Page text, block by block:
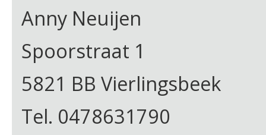
Anny Neuijen
Spoorstraat 1
5821 BB Vierlingsbeek
Tel. 0478631790